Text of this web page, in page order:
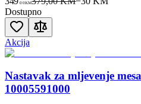
00KM
Dostupno
Akcija
Nastavak za mljevenje
10005591000